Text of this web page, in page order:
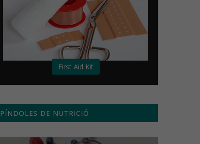
First Aid Kit
PÍNDOLES DE NUTRICIÓ